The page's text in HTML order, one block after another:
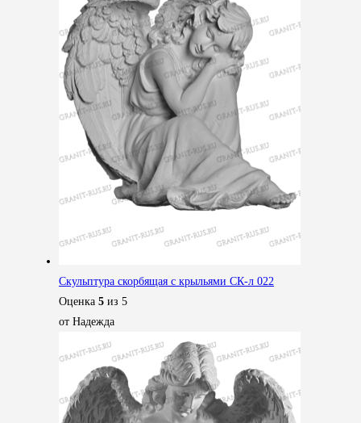
Скульптура скорбящая с крыльями СК-л 022
Оценка 5 из 5
от Надежда